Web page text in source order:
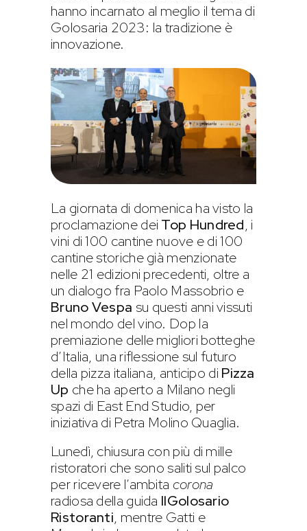
hanno incarnato al meglio il tema di
Golosaria 2023: la tradizione è
innovazione.
La giornata di domenica ha visto la
proclamazione dei Top Hundred, i
vini di 100 cantine nuove e di 100
cantine storiche già menzionate
nelle 21 edizioni precedenti, oltre a
un dialogo fra Paolo Massobrio e
Bruno Vespa su questi anni vissuti
nel mondo del vino. Dop la
premiazione delle migliori botteghe
d’Italia, una riflessione sul futuro
della pizza italiana, anticipo di Pizza
Up che ha aperto a Milano negli
spazi di East End Studio, per
iniziativa di Petra Molino Quaglia.
Lunedì, chiusura con più di mille
ristoratori che sono saliti sul palco
per ricevere l’ambita corona
radiosa della guida IlGolosario
Ristoranti, mentre Gatti e